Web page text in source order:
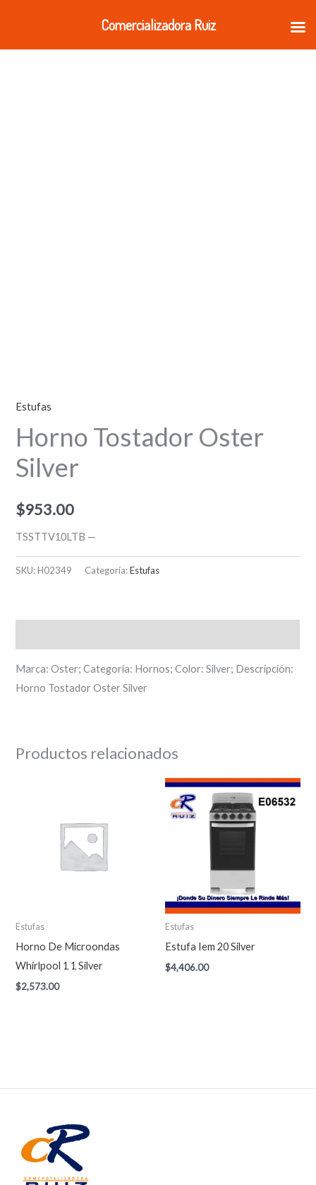
contenido
Estufas
Horno Tostador Oster
Silver
$953.00
TSSTTV10LTB —
SKU:H02349 Categoría:Estufas
Marca: Oster; Categoría: Hornos; Color: Silver; Descripción:
Horno Tostador Oster Silver
Productos relacionados
Estufas
Horno De Microondas
Whirlpool 1 1 Silver
$2,573.00
Estufas
Estufa Iem 20 Silver
$4,406.00
Comercializadora Ruiz